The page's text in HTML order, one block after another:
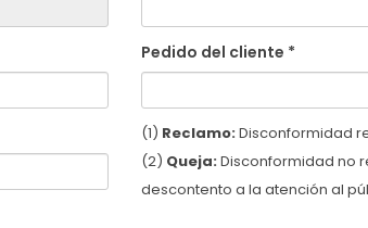
Pedido del cliente *
(1) Reclamo:Disconformidad
(2) Queja:Disconformidad no
descontento a la atención al